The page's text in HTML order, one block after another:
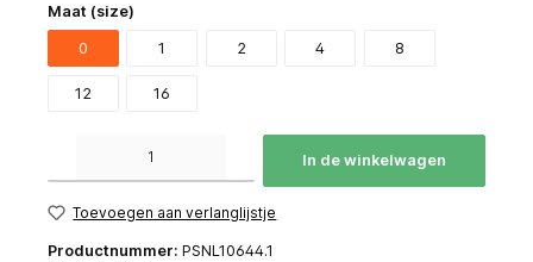
Maat (size)
0 1 2 4 8
12 16
In de winkelwagen
Toevoegen aan verlanglijstje
Productnummer: PSNL10644.1